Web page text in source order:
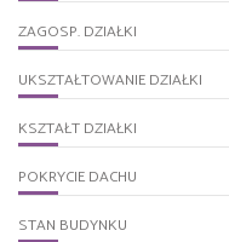
ZAGOSP. DZIAŁKI
UKSZTAŁTOWANIE DZIAŁKI
KSZTAŁT DZIAŁKI
POKRYCIE DACHU
STAN BUDYNKU